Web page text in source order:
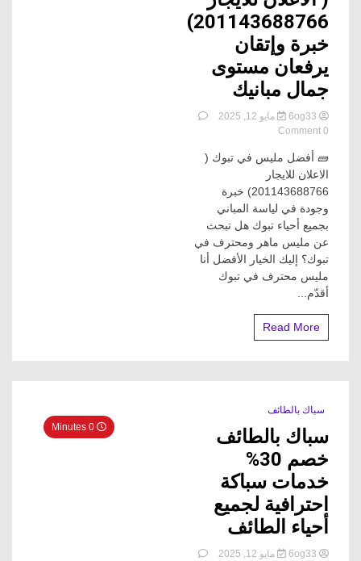
201143688766)
خبرة وإتقان
يرفعان مستوى
جمال مبانيك
مايو 12, 2025
0 Comment
on
مليس
بتبوك
خصم
الاعلان
للايجار
201143688766)
خبرة
جمال
🧱 أفضل مليس في تبوك (
الاعلان للايجار
201143688766) خبرة
وجودة في لياسة المباني
بجميع أحياء تبوك هل تبحث
عن مليس ماهر ومحترف في
تبوك؟ إليك الخيار الأفضل أنا
مليس محترف في تبوك
أقدّم...
Read More
سباك بالطائف
سباك بالطائف
خصم 30%
خدمات سباكة
احترافية لجميع
أحياء الطائف
مايو 12, 2025